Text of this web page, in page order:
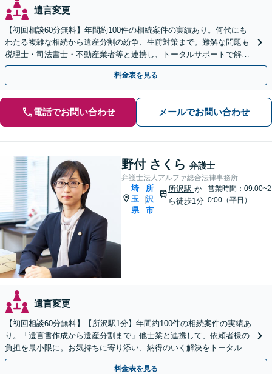
遺言変更
【初回相談60分無料】年間約100件の相続案件の実績あり。何代にも
わたる複雑な相続から遺産分割の紛争、生前対策まで。難解な問題も
税理士・司法書士・不動産業者等と連携し、トータルサポートで解決
へ。まずはお気軽にご相談ください【所沢駅徒歩1分】
料金表を見る
電話でお問い合わせ メールでお問い合わせ
野付 さくら 弁護士
弁護士法人アルファ総合法律事務所
埼
玉
県
所
沢
市
所沢駅 か
ら徒歩1分
営業時間：09:00~2
0:00（平日）
遺言変更
【初回相談60分無料】【所沢駅1分】年間約100件の相続案件の実績あ
り。「遺言書作成から遺産分割まで」他士業と連携して、依頼者様の
負担を最小限に。お気持ちに寄り添い、納得のいく解決をトータル・
サポート【当日・夜間（18時まで）の相談可】
料金表を見る